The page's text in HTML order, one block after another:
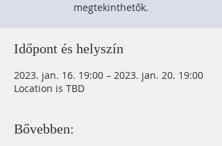
megtekinthetők.
Időpont és helyszín
2023. jan. 16. 19:00 – 2023. jan. 20. 19:00
Location is TBD
Bővebben: